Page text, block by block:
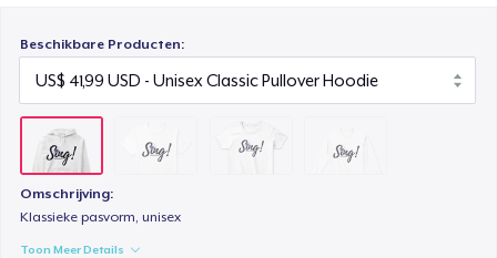
Beschikbare Producten:
Omschrijving:
Klassieke pasvorm, unisex
Toon Meer Details